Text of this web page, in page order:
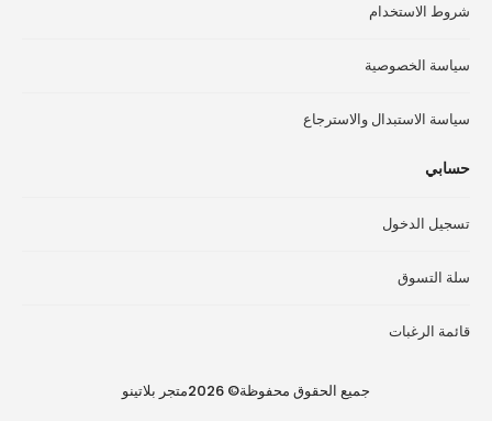
شروط الاستخدام
سياسة الخصوصية
سياسة الاستبدال والاسترجاع
حسابي
تسجيل الدخول
سلة التسوق
قائمة الرغبات
جميع الحقوق محفوظة© 2026متجر بلاتينو